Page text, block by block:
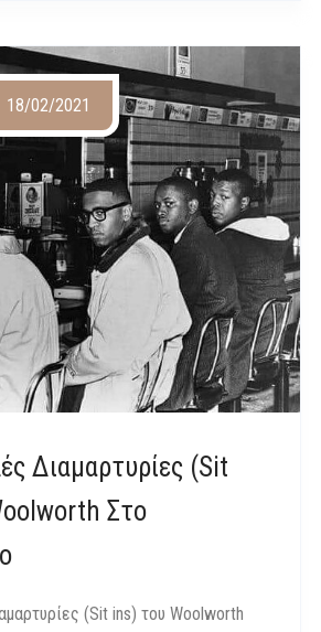
Διαμαρτυρίες (Sit
Στο
18/02/2021
(Sit ins) του Woolworth